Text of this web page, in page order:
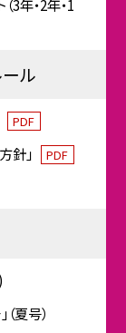
3年・2年・1
ル
PDF
針」 PDF
夏号）